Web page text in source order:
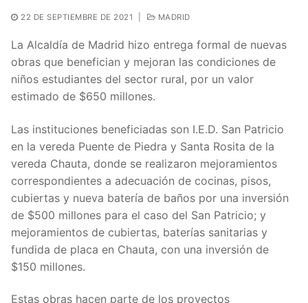
22 DE SEPTIEMBRE DE 2021 MADRID
La Alcaldía de Madrid hizo entrega formal de nuevas
obras que benefician y mejoran las condiciones de
niños estudiantes del sector rural, por un valor
estimado de $650 millones.
Las instituciones beneficiadas son I.E.D. San Patricio
en la vereda Puente de Piedra y Santa Rosita de la
vereda Chauta, donde se realizaron mejoramientos
correspondientes a adecuación de cocinas, pisos,
cubiertas y nueva batería de baños por una inversión
de $500 millones para el caso del San Patricio; y
mejoramientos de cubiertas, baterías sanitarias y
fundida de placa en Chauta, con una inversión de
$150 millones.
Estas obras hacen parte de los proyectos